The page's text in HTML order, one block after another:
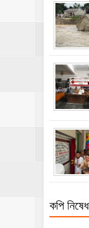
কপি নিষেধ